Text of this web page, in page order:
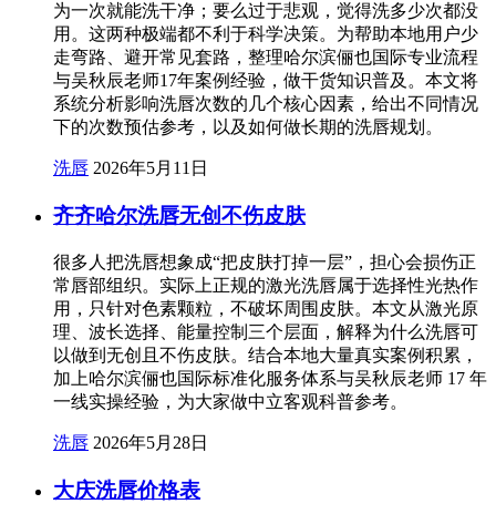
为一次就能洗干净；要么过于悲观，觉得洗多少次都没
用。这两种极端都不利于科学决策。为帮助本地用户少
走弯路、避开常见套路，整理哈尔滨俪也国际专业流程
与吴秋辰老师17年案例经验，做干货知识普及。本文将
系统分析影响洗唇次数的几个核心因素，给出不同情况
下的次数预估参考，以及如何做长期的洗唇规划。
洗唇 2026年5月11日
齐齐哈尔洗唇无创不伤皮肤
很多人把洗唇想象成“把皮肤打掉一层”，担心会损伤正
常唇部组织。实际上正规的激光洗唇属于选择性光热作
用，只针对色素颗粒，不破坏周围皮肤。本文从激光原
理、波长选择、能量控制三个层面，解释为什么洗唇可
以做到无创且不伤皮肤。结合本地大量真实案例积累，
加上哈尔滨俪也国际标准化服务体系与吴秋辰老师 17 年
一线实操经验，为大家做中立客观科普参考。
洗唇 2026年5月28日
大庆洗唇价格表